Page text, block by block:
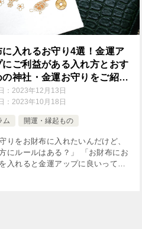
に入れるお守り4選！金運ア
にご利益がある入れ方とおす
の神社・金運お守りをご紹
： 2023年12月13日
： 2023年10月18日
ム 開運・縁起もの
守りをお財布に入れたいんだけど、
にルールはある？」 「お財布にお
入れると金運アップに良いって聞